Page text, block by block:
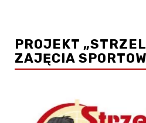
PROJEKT
ZAJĘCIA